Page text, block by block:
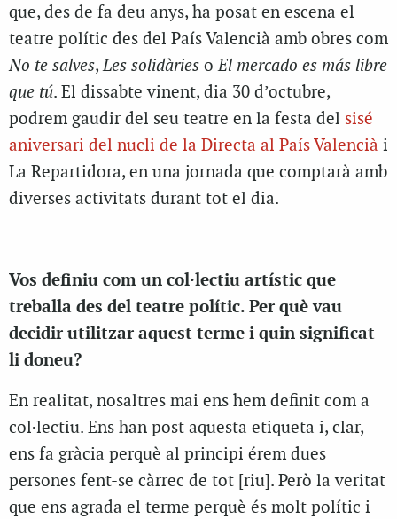
que, des de fa deu anys, ha posat en escena el
teatre polític des del País Valencià amb obres com
No te salves,Les solidàries oEl mercado es más libre
que tú. El dissabte vinent, dia 30 d’octubre,
podrem gaudir del seu teatre en la festa del sisé
aniversari del nucli de la Directa al País Valencià i
La Repartidora, en una jornada que comptarà amb
diverses activitats durant tot el dia.
Vos definiu com un col·lectiu artístic que
treballa des del teatre polític. Per què vau
decidir utilitzar aquest terme i quin significat
li doneu?
En realitat, nosaltres mai ens hem definit com a
col·lectiu. Ens han post aquesta etiqueta i, clar,
ens fa gràcia perquè al principi érem dues
persones fent-se càrrec de tot [riu]. Però la veritat
que ens agrada el terme perquè és molt polític i